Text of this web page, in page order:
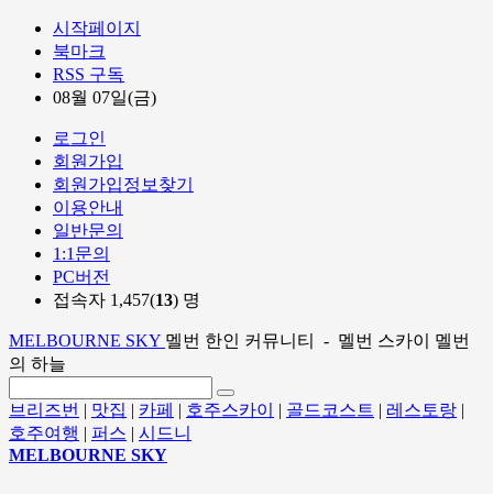
시작페이지
북마크
RSS 구독
08월 07일(금)
로그인
회원가입
회원가입정보찾기
이용안내
일반문의
1:1문의
PC버전
접속자 1,457(13) 명
MELBOURNE SKY 멜번 한인 커뮤니티 - 멜번 스카이 멜번
의 하늘
브리즈번 | 맛집 | 카페 | 호주스카이 | 골드코스트 | 레스토랑 |
호주여행 | 퍼스 | 시드니
MELBOURNE SKY